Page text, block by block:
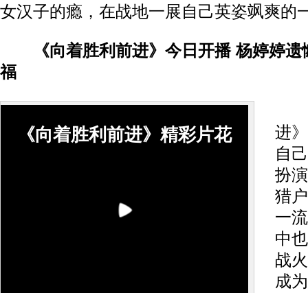
女汉子的瘾，在战地一展自己英姿飒爽的
《向着胜利前进》今日开播 杨婷婷遗
福
《向着胜利前进》精彩片花
进
自
扮
猎
一
中
战
成